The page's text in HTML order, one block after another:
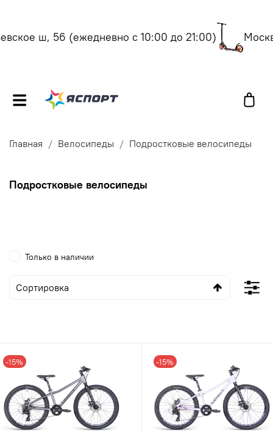
ш, 56(ежедневно с 10:00 до 21:00)
Главная Велосипеды Подростковые велосипеды
Подростковые велосипеды
-15% -15%
Только в наличии